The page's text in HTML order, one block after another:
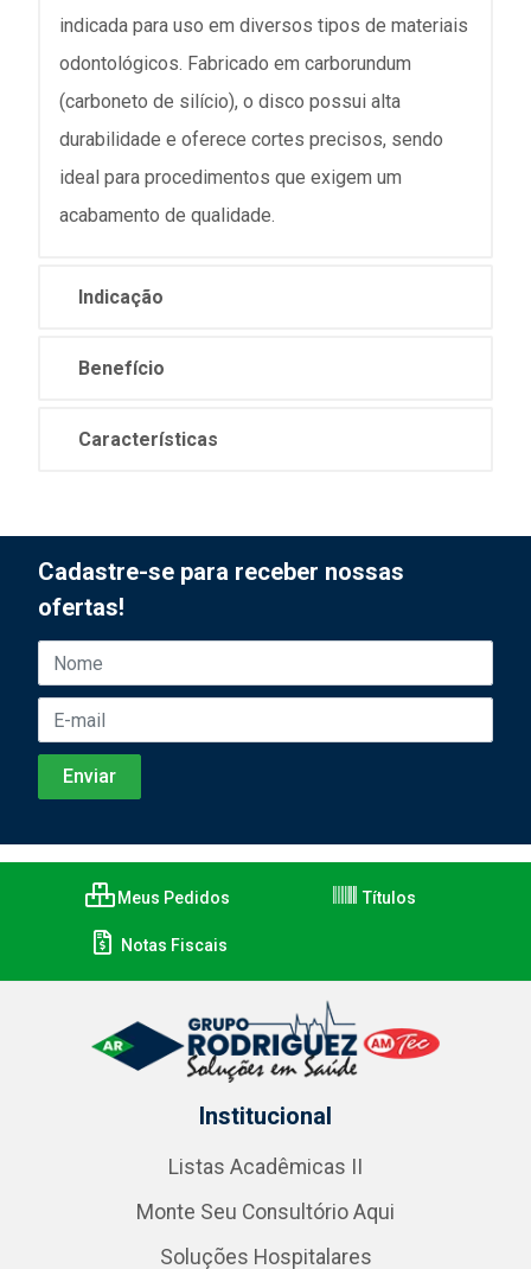
indicada para uso em diversos tipos de materiais
odontológicos. Fabricado em carborundum
(carboneto de silício), o disco possui alta
durabilidade e oferece cortes precisos, sendo
ideal para procedimentos que exigem um
acabamento de qualidade.
Indicação
Benefício
Características
Cadastre-se para receber nossas
ofertas!
Meus Pedidos Títulos
Notas Fiscais
Institucional
Listas Acadêmicas II
Monte Seu Consultório Aqui
Soluções Hospitalares